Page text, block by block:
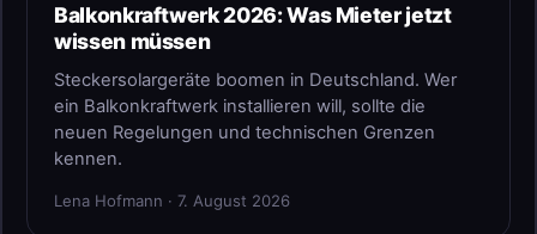
Balkonkraftwerk 2026: Was Mieter jetzt
wissen müssen
Steckersolargeräte boomen in Deutschland. Wer
ein Balkonkraftwerk installieren will, sollte die
neuen Regelungen und technischen Grenzen
kennen.
Lena Hofmann · 7. August 2026